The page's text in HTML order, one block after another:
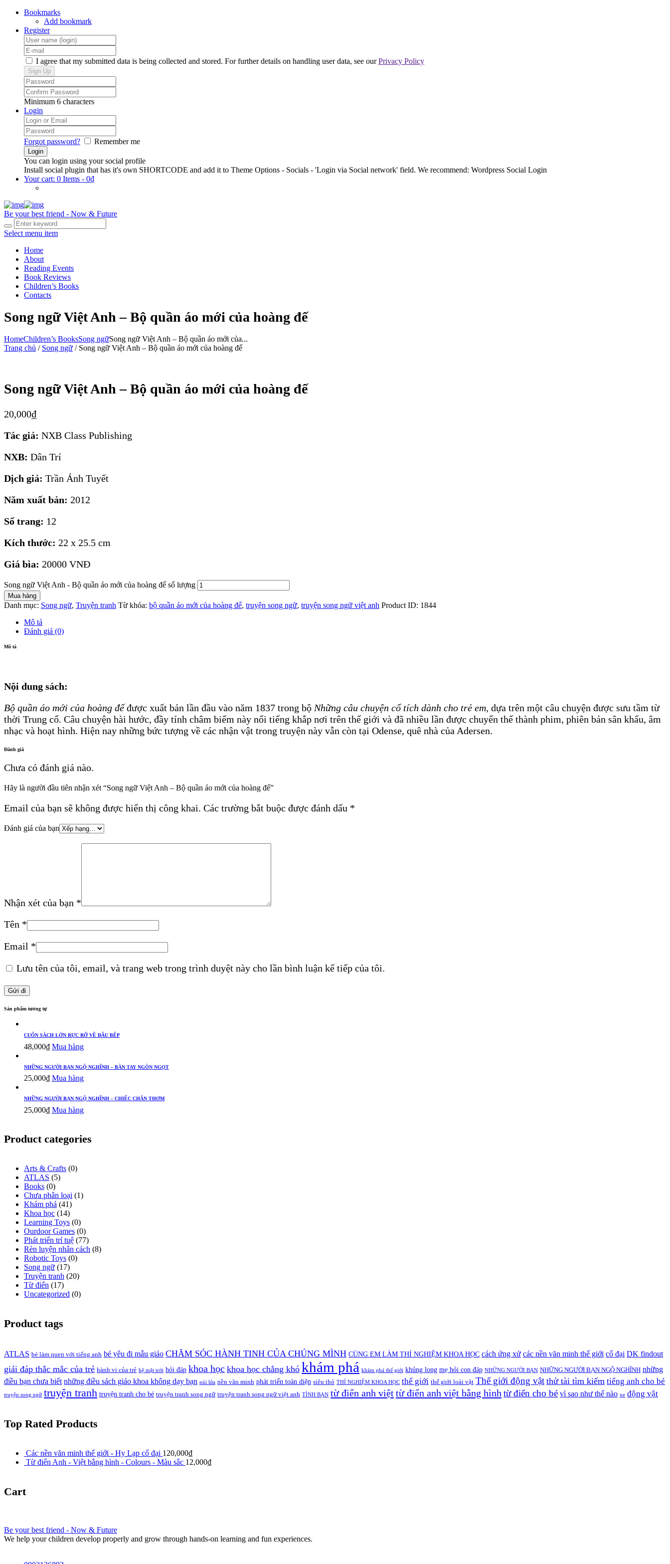
Bookmarks
Add bookmark
Register
I agree that my submitted data is being collected and stored. For further details on handling user data, see ourPrivacy Policy
Minimum 6 characters
Login
Forgot password? Remember me
You can login using your social profile
Install social plugin that has it's own SHORTCODE and add it to Theme Options - Socials - 'Login via Social network' field. We recommend: Wordpress Social Login
Your cart: 0 Items - 0₫
Be your best friend - Now & Future
Select menu item
Home
About
Reading Events
Book Reviews
Children’s Books
Contacts
Song ngữ Việt Anh – Bộ quần áo mới của hoàng đế
HomeChildren’s BooksSong ngữSong ngữ Việt Anh – Bộ quần áo mới của...
Trang chủ / Song ngữ / Song ngữ Việt Anh – Bộ quần áo mới của hoàng đế
Song ngữ Việt Anh – Bộ quần áo mới của hoàng đế
20,000₫
Tác giả: NXB Class Publishing
NXB: Dân Trí
Dịch giả: Trần Ánh Tuyết
Năm xuất bản: 2012
Số trang: 12
Kích thước: 22 x 25.5 cm
Giá bìa: 20000 VNĐ
Song ngữ Việt Anh - Bộ quần áo mới của hoàng đế số lượng
Mua hàng
Danh mục: Song ngữ, Truyện tranh Từ khóa: bộ quần áo mới của hoàng đế, truyện song ngữ, truyện song ngữ việt anh Product ID: 1844
Mô tả
Đánh giá (0)
Mô tả
Nội dung sách:
Bộ quần áo mới của hoàng đếđược xuất bản lần đầu vào năm 1837 trong bộ Những câu chuyện cổ tích dành cho trẻ em, dựa trên một câu chuyện được sưu tầm từ
thời Trung cổ. Câu chuyện hài hước, đầy tính châm biếm này nổi tiếng khắp nơi trên thế giới và đã nhiều lần được chuyển thế thành phim, phiên bản sân khấu, âm
nhạc và hoạt hình. Hiện nay những bức tượng về các nhận vật trong truyện này vẫn còn tại Odense, quê nhà của Adersen.
Đánh giá
Chưa có đánh giá nào.
Hãy là người đầu tiên nhận xét “Song ngữ Việt Anh – Bộ quần áo mới của hoàng đế”
Email của bạn sẽ không được hiển thị công khai. Các trường bắt buộc được đánh dấu *
Đánh giá của bạn
Nhận xét của bạn *
Tên *
Email *
Lưu tên của tôi, email, và trang web trong trình duyệt này cho lần bình luận kế tiếp của tôi.
Sản phẩm tương tự
CUỐN SÁCH LỚN RỰC RỠ VỀ ĐẦU BẾP
48,000₫ Mua hàng
NHỮNG NGƯỜI BẠN NGỘ NGHĨNH – BÀN TAY NGÒN NGỌT
25,000₫ Mua hàng
NHỮNG NGƯỜI BẠN NGỘ NGHĨNH – CHIẾC CHĂN THƠM
25,000₫ Mua hàng
Product categories
Arts & Crafts (0)
ATLAS (5)
Books (0)
Chưa phân loại (1)
Khám phá (41)
Khoa học (14)
Learning Toys (0)
Ourdoor Games (0)
Phát triển trí tuệ (77)
Rèn luyện nhân cách (8)
Robotic Toys (0)
Song ngữ (17)
Truyện tranh (20)
Từ điển (17)
Uncategorized (0)
Product tags
ATLAS bé làm quen với tiếng anh bé yêu đi mẫu giáo CHĂM SÓC HÀNH TINH CỦA CHÚNG MÌNH CÙNG EM LÀM THÍ NGHIỆM KHOA HỌC cách ứng xử các nền văn minh thế giới cổ đại DK findout
giải đáp thắc mắc của trẻ hành vi của trẻ hệ mặt trời hỏi đáp khoa học khoa học chẳng khó khám phá khám phá thế giới khủng long mẹ hỏi con đáp NHỮNG NGƯỜI BẠN NHỮNG NGƯỜI BẠN NGỘ NGHĨNH những
điều bạn chưa biết những điều sách giáo khoa không dạy bạn núi lửa nền văn minh phát triển toàn diện siêu thỏ THÍ NGHIỆM KHOA HỌC thế giới thế giới loài vật Thế giới động vật thử tài tìm kiếm tiếng anh cho bé
truyện song ngữ truyện tranh truyện tranh cho bé truyện tranh song ngữ truyện tranh song ngữ việt anh TÌNH BẠN từ điển anh việttừ điển anh việt bằng hình từ điển cho bé vì sao như thế nào xe động vật
Top Rated Products
Các nền văn minh thế giới - Hy Lạp cổ đại 120,000₫
Từ điển Anh - Việt bằng hình - Colours - Màu sắc 12,000₫
Cart
Be your best friend - Now & Future
We help your children develop properly and grow through hands-on learning and fun experiences.